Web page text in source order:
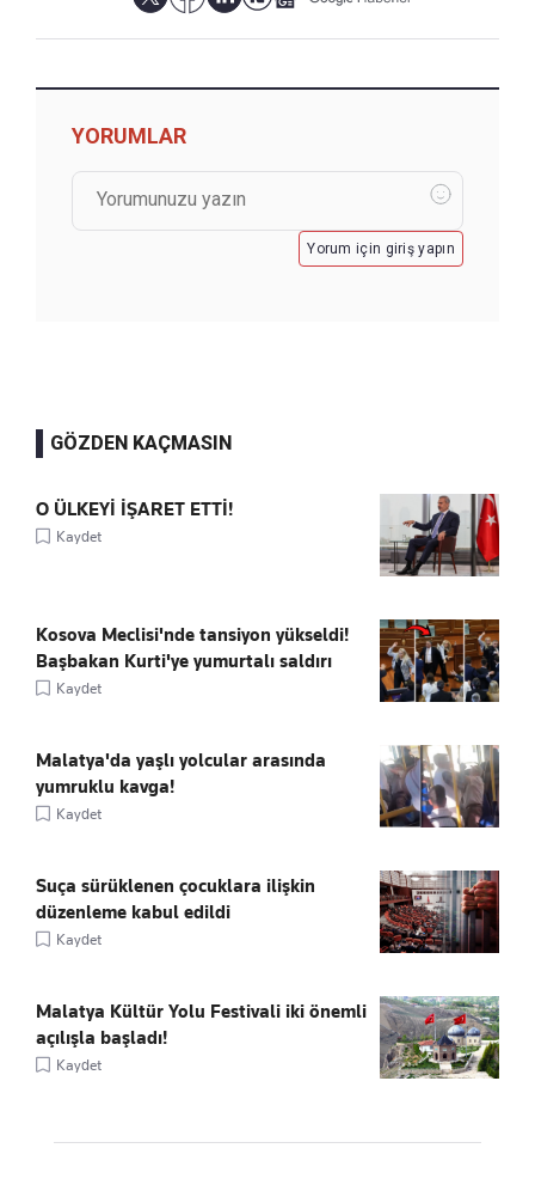
YORUMLAR
Yorum için giriş yapın
GÖZDEN KAÇMASIN
O ÜLKEYİ İŞARET ETTİ!
Kaydet
Kosova Meclisi'nde tansiyon yükseldi!
Başbakan Kurti'ye yumurtalı saldırı
Kaydet
Malatya'da yaşlı yolcular arasında
yumruklu kavga!
Kaydet
Suça sürüklenen çocuklara ilişkin
düzenleme kabul edildi
Kaydet
Malatya Kültür Yolu Festivali iki önemli
açılışla başladı!
Kaydet